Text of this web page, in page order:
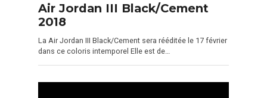
Air Jordan III Black/Cement
2018
La Air Jordan III Black/Cement sera rééditée le 17 février
dans ce coloris intemporel Elle est de…